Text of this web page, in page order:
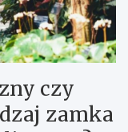
czy
zamka